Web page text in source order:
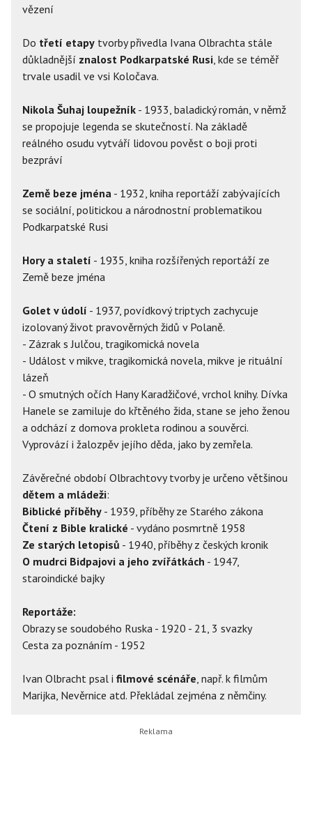
vězení
Do třetí etapy tvorby přivedla Ivana Olbrachta stále
důkladnější znalost Podkarpatské Rusi, kde se téměř
trvale usadil ve vsi Koločava.
Nikola Šuhaj loupežník - 1933, baladický román, v němž
se propojuje legenda se skutečností. Na základě
reálného osudu vytváří lidovou pověst o boji proti
bezpráví
Země beze jména - 1932, kniha reportáží zabývajících
se sociální, politickou a národnostní problematikou
Podkarpatské Rusi
Hory a staletí - 1935, kniha rozšířených reportáží ze
Země beze jména
Golet v údolí - 1937, povídkový triptych zachycuje
izolovaný život pravověrných židů v Polaně.
- Zázrak s Julčou, tragikomická novela
- Událost v mikve, tragikomická novela, mikve je rituální
lázeň
- O smutných očích Hany Karadžičové, vrchol knihy. Dívka
Hanele se zamiluje do křtěného žida, stane se jeho ženou
a odchází z domova prokleta rodinou a souvěrci.
Vyprovází i žalozpěv jejího děda, jako by zemřela.
Závěrečné období Olbrachtovy tvorby je určeno většinou
dětem a mládeži:
Biblické příběhy - 1939, příběhy ze Starého zákona
Čtení z Bible kralické - vydáno posmrtně 1958
Ze starých letopisů - 1940, příběhy z českých kronik
O mudrci Bidpajovi a jeho zvířátkách - 1947,
staroindické bajky
Reportáže:
Obrazy se soudobého Ruska - 1920 - 21, 3 svazky
Cesta za poznáním - 1952
Ivan Olbracht psal i filmové scénáře, např. k filmům
Marijka, Nevěrnice atd. Překládal zejména z němčiny.